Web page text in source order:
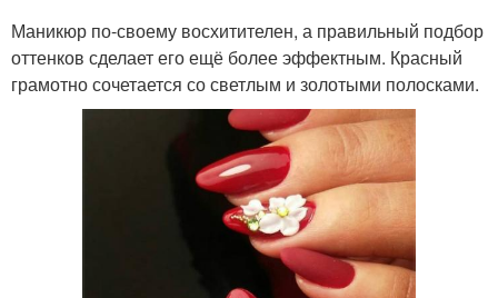
Маникюр по-своему восхитителен, а правильный подбор
оттенков сделает его ещё более эффектным. Красный
грамотно сочетается со светлым и золотыми полосками.